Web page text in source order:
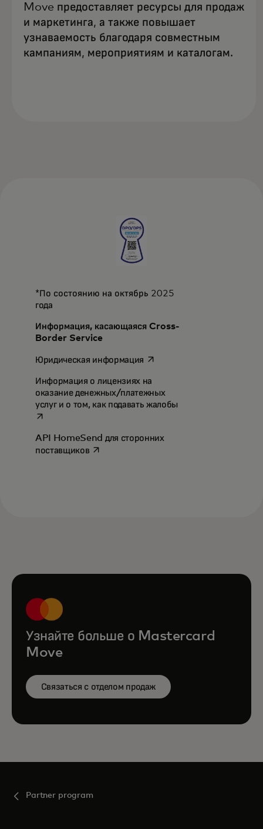
Move предоставляет ресурсы для продаж
и маркетинга, а также повышает
узнаваемость благодаря совместным
кампаниям, мероприятиям и каталогам.
*По состоянию на октябрь 2025
года
Информация, касающаяся Cross-
Border Service
Юридическая информацияopens in a new tab
Информация о лицензиях на
оказание денежных/платежных
услуг и о том, как подавать жалобыopens in a new tab
API HomeSend для сторонних
поставщиковopens in a new tab
Узнайте больше о Mastercard
Move
Связаться с отделом продаж
Partner program